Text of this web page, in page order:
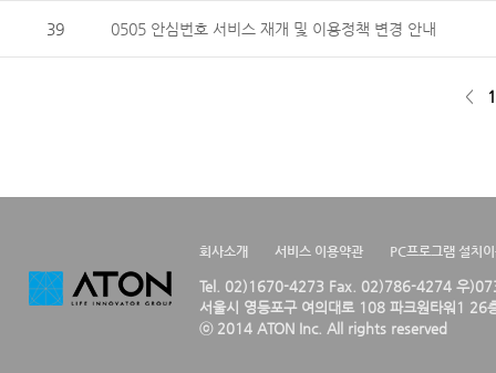
39 0505 안심번호 서비스 재개 및 이용정책 변경 안내
< 1
회사소개 서비스 이용약관 PC프로그램 설치
Tel. 02)1670-4273 Fax. 02)786-4274 우
서울시 영등포구 여의대로 108 파크원타워1 26
ⓒ 2014 ATON Inc. All rights reserved